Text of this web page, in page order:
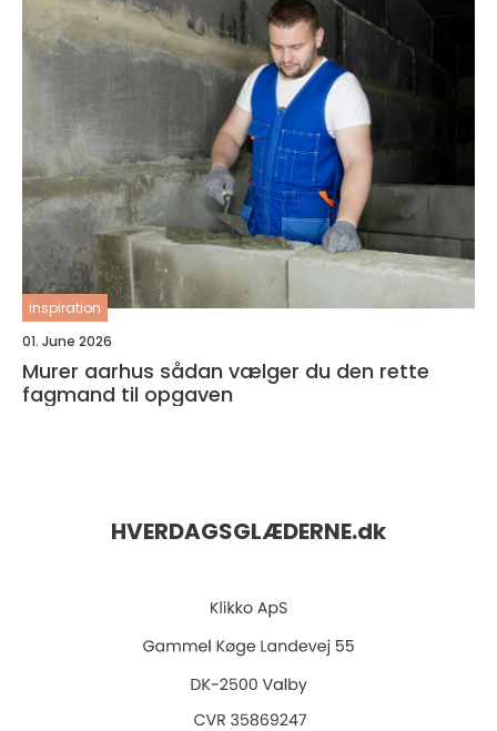
inspiration
01. June 2026
Murer aarhus sådan vælger du den rette
fagmand til opgaven
HVERDAGSGLÆDERNE.dk